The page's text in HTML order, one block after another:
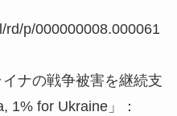
rd/p/000000008.000061
ナの戦争被害を継続支
1% for Ukraine」：